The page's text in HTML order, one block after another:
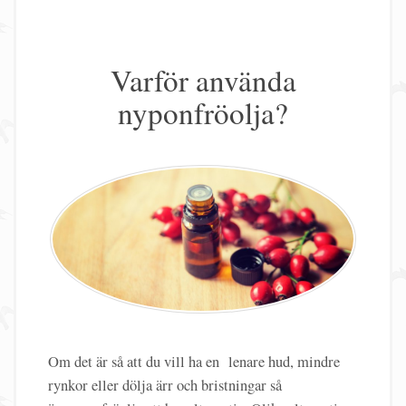
Varför använda
nyponfröolja?
Om det är så att du vill ha en lenare hud, mindre
rynkor eller dölja ärr och bristningar så